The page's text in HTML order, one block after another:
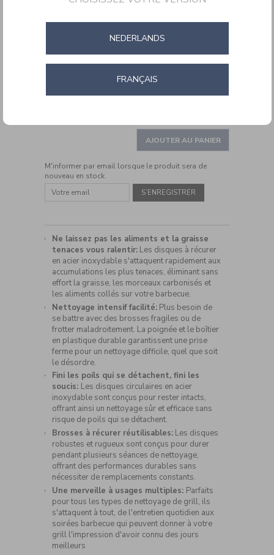
scour-
CCB505EU.html
ADD
OPTIONS
AJOUTER AU PANIER
M'informer par email lorsque le produit sera de
nouveau en stock.
Ne laissez pas les aliments et la graisse
tenaces vous ralentir:Les disques à récurer
en acier inoxydable s'attaquent rapidement aux
accumulations les plus tenaces, éliminant sans
effort la graisse, les morceaux carbonisés et
les aliments collés sur votre barbecue.
Nettoyage intensif facilité:Plus besoin de
se battre avec des brosses fragiles ou de
frotter maladroitement. La poignée et le boîtier
en plastique durable garantissent une prise
ferme pour un nettoyage difficile, quel que soit
le désordre.
Fini les poils qui se détachent, fini les
soucis: Les disques circulaires en acier
inoxydable sont conçus pour rester intacts,
offrant ainsi un nettoyage sûr et efficace sans
risque de poils qui se détachent.
Brosses à récurer réutilisables:Les disques
robustes et rugueux sont conçus pour durer
pendant plusieurs séances de nettoyage,
offrant des performances durables sans
nécessiter de remplacements constants.
Une merveille à usages multiples: Parfaits
pour tous les types de nettoyage de grill, ils
s'attaquent à tout, de l'entretien quotidien aux
soirées barbecue qui peuvent donner à votre
grill l'impression d'avoir connu des jours
meilleurs
NEDERLANDS
FRANÇAIS